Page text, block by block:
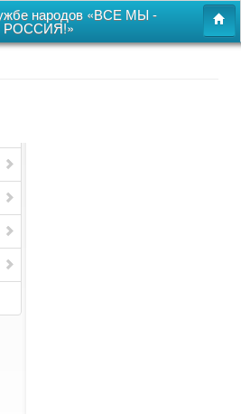
народов «ВСЕ МЫ -
РОССИЯ!»